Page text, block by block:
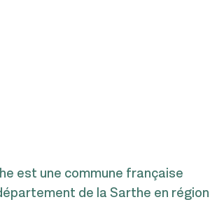
est une commune française
de la Sarthe en région